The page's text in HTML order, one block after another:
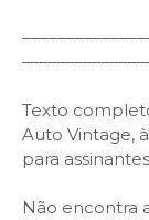
Texto
Auto Vintage,
para
Não encontra